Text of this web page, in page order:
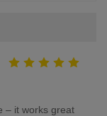
– it works great